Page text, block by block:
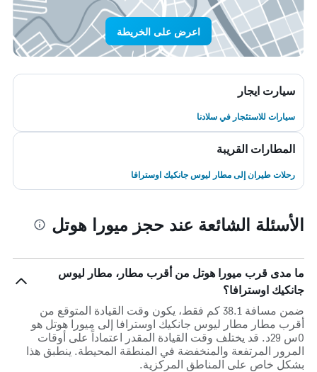
اعرض على الخريطة
سيارت ايجار
سيارات للاستئجار في سلادنا
المطارات القريبة
رحلات طيران إلى مطار ليوس جانكيك اوسترافا
الأسئلة الشائعة عند حجز ميورا هوتل
ما مدى قرب ميورا هوتل من أقرب مطار، مطار ليوس
جانكيك اوسترافا؟
ضمن مسافة 38.1 كم فقط، يكون وقت القيادة المتوقع من
أقرب مطار مطار ليوس جانكيك اوسترافا إلى ميورا هوتل هو
0س 29د. قد يختلف وقت القيادة المقدر اعتماداً على أوقات
المرور المرتفعة والمنخفضة في المنطقة المحيطة. ينطبق هذا
بشكل خاص على المناطق المركزية.